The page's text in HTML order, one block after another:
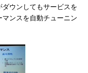
ウンしてもサービスを
ンスを自動チューニン